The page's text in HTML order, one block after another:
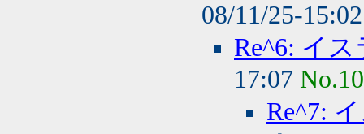
08/11/25-
Re^6: イ
17:07
Re^7: